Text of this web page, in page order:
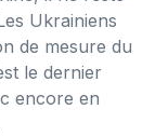
Ukrainiens
de mesure du
le dernier
encore en